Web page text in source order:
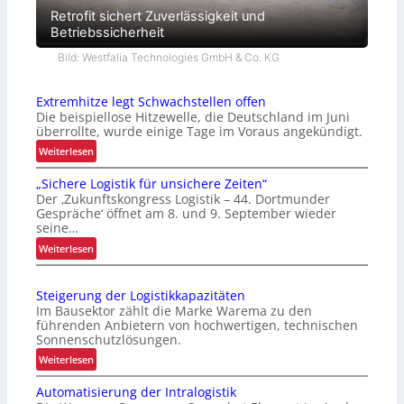
Retrofit sichert Zuverlässigkeit und
Betriebssicherheit
Bild: Westfalia Technologies GmbH & Co. KG
Extremhitze legt Schwachstellen offen
Die beispiellose Hitzewelle, die Deutschland im Juni
überrollte, wurde einige Tage im Voraus angekündigt.
Weiterlesen:
E
x
t
r
e
m
h
t
z
e
e
g
„Sichere Logistik für unsichere Zeiten“
Der ‚Zukunftskongress Logistik – 44. Dortmunder
Gespräche‘ öffnet am 8. und 9. September wieder
seine…
Weiterlesen:
„
i
c
h
e
r
Steigerung der Logistikkapazitäten
Im Bausektor zählt die Marke Warema zu den
führenden Anbietern von hochwertigen, technischen
Sonnenschutzlösungen.
Weiterlesen:
S
t
Automatisierung der Intralogistik